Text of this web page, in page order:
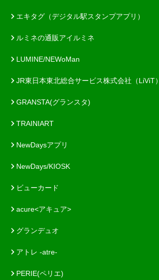
エキタグ（デジタル駅スタンプアプリ）
ルミネの通販アイルミネ
LUMINE/NEWoMan
JR東日本東北総合サービス株式会社（LiViT）
GRANSTA(グランスタ)
TRAINIART
NewDaysアプリ
NewDays/KIOSK
ビューカード
acure<アキュア>
グランデュオ
アトレ -atre-
PERIE(ペリエ)